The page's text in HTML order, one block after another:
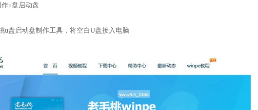
u盘启动盘
u盘启动盘制作工具，将空白U盘接入电脑